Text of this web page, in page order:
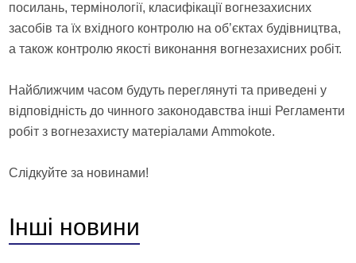
посилань, термінології, класифікації вогнезахисних
засобів та їх вхідного контролю на об’єктах будівництва,
а також контролю якості виконання вогнезахисних робіт.
Найближчим часом будуть переглянуті та приведені у
відповідність до чинного законодавства інші Регламенти
робіт з вогнезахисту матеріалами Ammokote.
Слідкуйте за новинами!
Інші новини